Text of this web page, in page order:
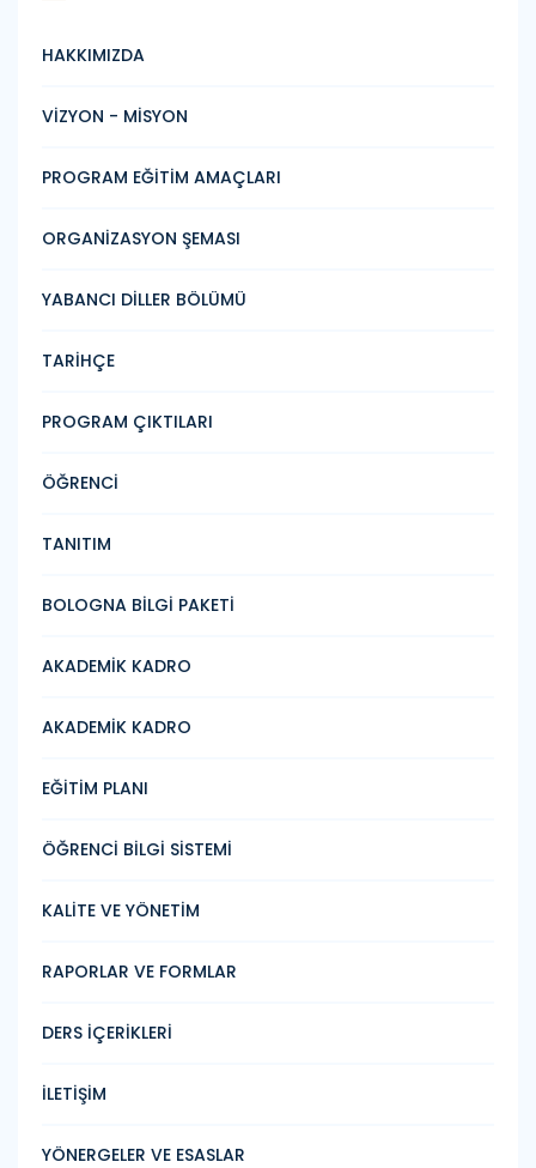
HAKKIMIZDA
VİZYON - MİSYON
PROGRAM EĞİTİM AMAÇLARI
ORGANİZASYON ŞEMASI
YABANCI DİLLER BÖLÜMÜ
TARİHÇE
PROGRAM ÇIKTILARI
ÖĞRENCİ
TANITIM
BOLOGNA BİLGİ PAKETİ
AKADEMİK KADRO
AKADEMİK KADRO
EĞİTİM PLANI
ÖĞRENCİ BİLGİ SİSTEMİ
KALİTE VE YÖNETİM
RAPORLAR VE FORMLAR
DERS İÇERİKLERİ
İLETİŞİM
YÖNERGELER VE ESASLAR